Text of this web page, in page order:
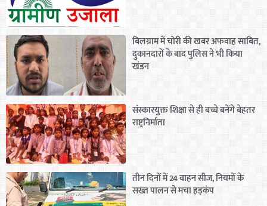
बिलग्राम में चोरी की खबर अफवाह साबित,
दुकानदारों के बाद पुलिस ने भी किया
खंडन
संस्कारयुक्त शिक्षा से ही बच्चे बनेंगे बेहतर
राष्ट्रनिर्माता
तीन दिनों में 24 वाहन सीज, नियमों के
सख्त पालन से मचा हड़कंप